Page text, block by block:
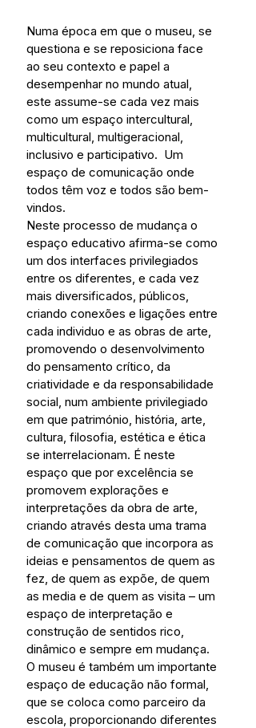
Numa época em que o museu, se
questiona e se reposiciona face
ao seu contexto e papel a
desempenhar no mundo atual,
este assume-se cada vez mais
como um espaço intercultural,
multicultural, multigeracional,
inclusivo e participativo.  Um
espaço de comunicação onde
todos têm voz e todos são bem-
vindos.
Neste processo de mudança o
espaço educativo afirma-se como
um dos interfaces privilegiados
entre os diferentes, e cada vez
mais diversificados, públicos,
criando conexões e ligações entre
cada individuo e as obras de arte,
promovendo o desenvolvimento
do pensamento crítico, da
criatividade e da responsabilidade
social, num ambiente privilegiado
em que património, história, arte,
cultura, filosofia, estética e ética
se interrelacionam. É neste
espaço que por excelência se
promovem explorações e
interpretações da obra de arte,
criando através desta uma trama
de comunicação que incorpora as
ideias e pensamentos de quem as
fez, de quem as expõe, de quem
as media e de quem as visita – um
espaço de interpretação e
construção de sentidos rico,
dinâmico e sempre em mudança.
O museu é também um importante
espaço de educação não formal,
que se coloca como parceiro da
escola, proporcionando diferentes